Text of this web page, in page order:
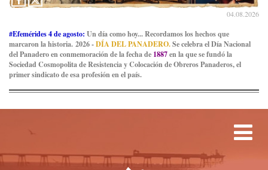
04.08.2026
#Efemérides 4 de agosto: Un día como hoy... Recordamos los hechos que
marcaron la historia. 2026 -DÍA DEL PANADERO.Se celebra el Día Nacional
del Panadero en conmemoración de la fecha de 1887en la que se fundó la
Sociedad Cosmopolita de Resistencia y Colocación de Obreros Panaderos, el
primer sindicato de esa profesión en el país.